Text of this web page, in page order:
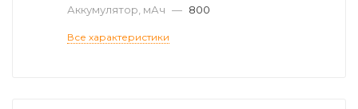
Аккумулятор, мАч — 800
Все характеристики